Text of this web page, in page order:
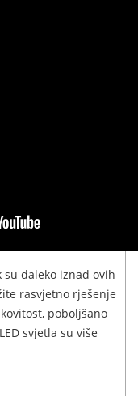
su daleko iznad ovih
rasvjetno rješenje
poboljšano
svjetla su više